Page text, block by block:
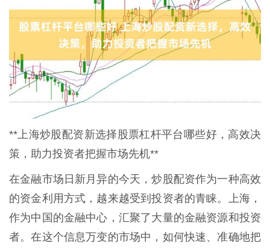
**上海炒股配资新选择股票杠杆平台哪些好，高效决
策，助力投资者把握市场先机**
在金融市场日新月异的今天，炒股配资作为一种高效
的资金利用方式，越来越受到投资者的青睐。上海，
作为中国的金融中心，汇聚了大量的金融资源和投资
者。在这个信息万变的市场中，如何快速、准确地把